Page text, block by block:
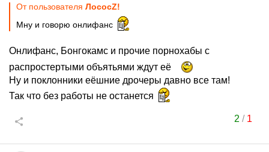
От пользователя ЛососZ!
Мну и говорю онлифанс
Онлифанс, Бонгокамс и прочие порнохабы с
распростертыми объятьями ждут её
Ну и поклонники еёшние дрочеры давно все там!
Так что без работы не останется
2 / 1